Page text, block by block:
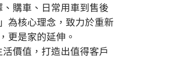
購車、日常用車到售後
為核心理念，致力於重新
更是家的延伸。
價值，打造出值得客戶